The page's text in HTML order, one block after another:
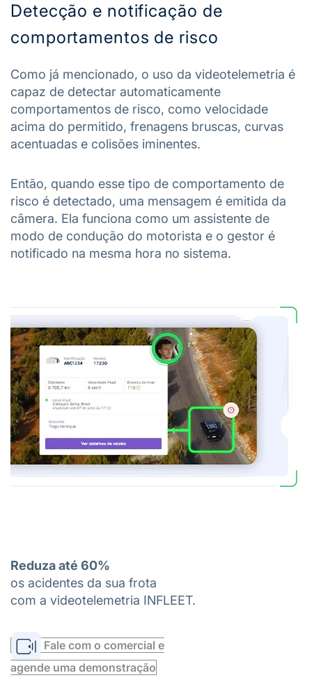
Detecção e notificação de
comportamentos de risco
Como já mencionado, o uso da videotelemetria é
capaz de detectar automaticamente
comportamentos de risco, como velocidade
acima do permitido, frenagens bruscas, curvas
acentuadas e colisões iminentes.
Então, quando esse tipo de comportamento de
risco é detectado, uma mensagem é emitida da
câmera. Ela funciona como um assistente de
modo de condução do motorista e o gestor é
notificado na mesma hora no sistema.
Reduza até 60%
os acidentes da sua frota
com a videotelemetria INFLEET.
Fale com o comercial e
agende uma demonstração